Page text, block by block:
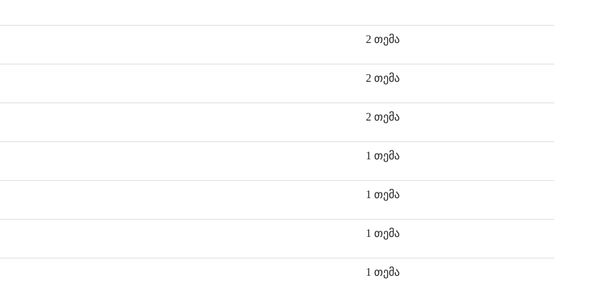
2 თემა
2 თემა
2 თემა
1 თემა
1 თემა
1 თემა
1 თემა